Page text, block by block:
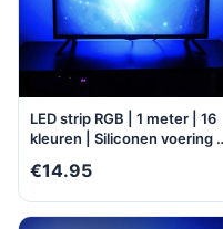
LED strip RGB | 1 meter | 16
kleuren | Siliconen voering |
Water- en stofbestendig |
Zelfklevend |
Multifunctioneel
€14.95